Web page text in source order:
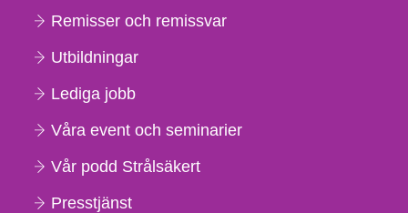
Remisser och remissvar
Utbildningar
Lediga jobb
Våra event och seminarier
Vår podd Strålsäkert
Presstjänst